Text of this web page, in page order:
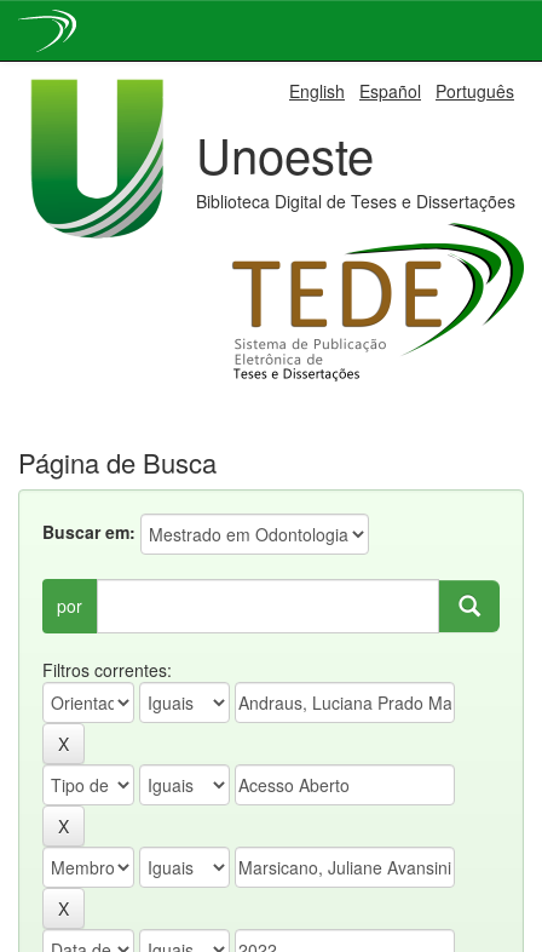
English Español Português
Unoeste
Biblioteca Digital de Teses e Dissertações
Página de Busca
Buscar em:
por
Filtros correntes: